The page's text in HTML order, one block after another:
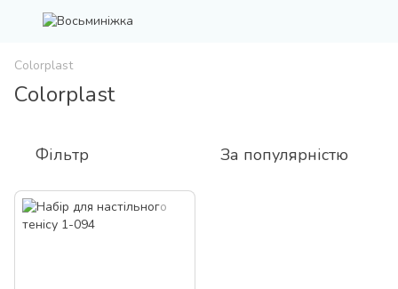
Colorplast
Colorplast
Фільтр За популярністю